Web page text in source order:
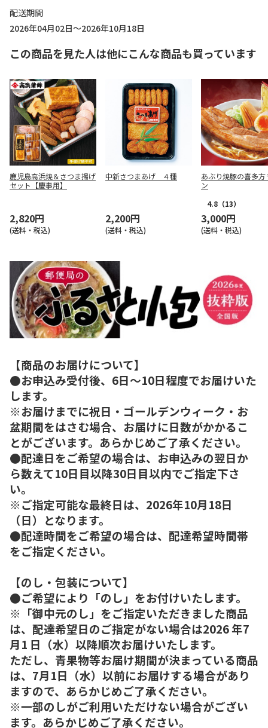
配送期間
2026年04月02日～2026年10月18日
この商品を見た人は他にこんな商品も買っています
鹿児島高浜焼＆さつま揚げ
セット【慶事用】
2,820円
(送料・税込)
中新さつまあげ ４種
2,200円
(送料・税込)
あぶり焼豚の喜多方
ン
4.8 （13）
3,000円
(送料・税込)
【商品のお届けについて】
●お申込み受付後、6日～10日程度でお届けいた
します。
※お届けまでに祝日・ゴールデンウィーク・お
盆期間をはさむ場合、お届けに日数がかかるこ
とがございます。あらかじめご了承ください。
●配達日をご希望の場合は、お申込みの翌日か
ら数えて10日目以降30日目以内でご指定下さ
い。
※ご指定可能な最終日は、2026年10月18日
（日）となります。
●配達時間をご希望の場合は、配達希望時間帯
をご指定ください。
【のし・包装について】
●ご希望により「のし」をお付けいたします。
※「御中元のし」をご指定いただきました商品
は、配達希望日のご指定がない場合は2026 年7
月1 日（水）以降順次お届けいたします。
ただし、青果物等お届け期間が決まっている商品
は、7月1日（水）以前にお届けする場合があり
ますので、あらかじめご了承ください。
※一部のしがご利用いただけない場合がござい
ます。あらかじめご了承ください。